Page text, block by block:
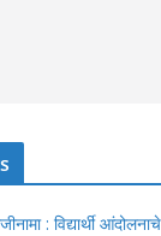
: विद्यार्थी